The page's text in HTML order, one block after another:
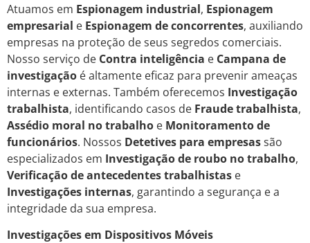
Atuamos em Espionagem industrial, Espionagem
empresarial e Espionagem de concorrentes, auxiliando
empresas na proteção de seus segredos comerciais.
Nosso serviço de Contra inteligência e Campana de
investigação é altamente eficaz para prevenir ameaças
internas e externas. Também oferecemos Investigação
trabalhista, identificando casos de Fraude trabalhista,
Assédio moral no trabalho e Monitoramento de
funcionários. Nossos Detetives para empresassão
especializados em Investigação de roubo no trabalho,
Verificação de antecedentes trabalhistas e
Investigações internas, garantindo a segurança e a
integridade da sua empresa.
Investigações em Dispositivos Móveis